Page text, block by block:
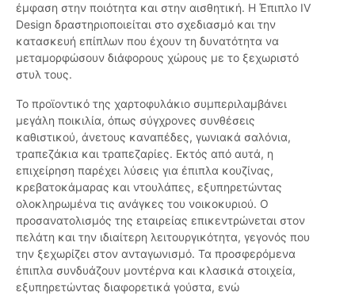
έμφαση στην ποιότητα και στην αισθητική. Η Έπιπλο IV
Design δραστηριοποιείται στο σχεδιασμό και την
κατασκευή επίπλων που έχουν τη δυνατότητα να
μεταμορφώσουν διάφορους χώρους με το ξεχωριστό
στυλ τους.
Το προϊοντικό της χαρτοφυλάκιο συμπεριλαμβάνει
μεγάλη ποικιλία, όπως σύγχρονες συνθέσεις
καθιστικού, άνετους καναπέδες, γωνιακά σαλόνια,
τραπεζάκια και τραπεζαρίες. Εκτός από αυτά, η
επιχείρηση παρέχει λύσεις για έπιπλα κουζίνας,
κρεβατοκάμαρας και ντουλάπες, εξυπηρετώντας
ολοκληρωμένα τις ανάγκες του νοικοκυριού. Ο
προσανατολισμός της εταιρείας επικεντρώνεται στον
πελάτη και την ιδιαίτερη λειτουργικότητα, γεγονός που
την ξεχωρίζει στον ανταγωνισμό. Τα προσφερόμενα
έπιπλα συνδυάζουν μοντέρνα και κλασικά στοιχεία,
εξυπηρετώντας διαφορετικά γούστα, ενώ